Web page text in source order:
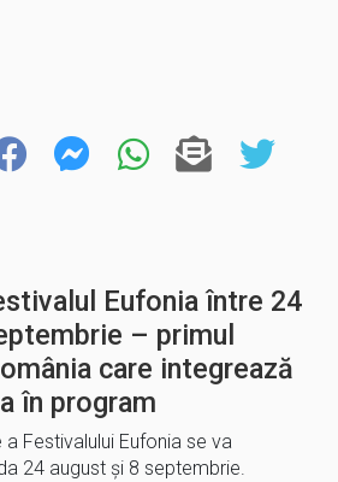
Eufonia între 24
– primul
care integrează
în program
Festivalului Eufonia se va
24 august și 8 septembrie.